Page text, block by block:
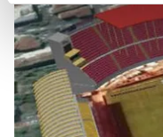
reklamların
kalemimiz olduğunu
Her halükârda,
takdirde, kullanıcılara
gösterilmeyecektir."